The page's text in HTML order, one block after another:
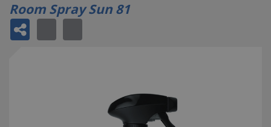
Room Spray Sun 81